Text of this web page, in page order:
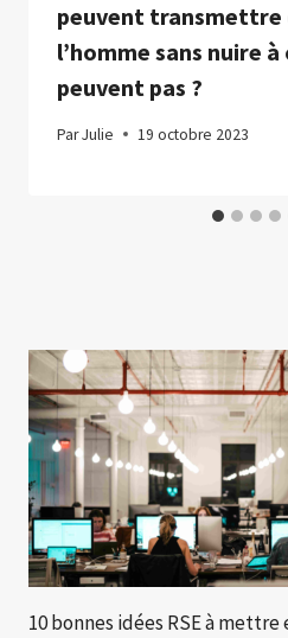
peuvent transmettre
l’homme sans nuire à
peuvent pas ?
ParJulie 19 octobre 2023
10 bonnes idées RSE à